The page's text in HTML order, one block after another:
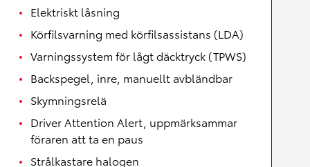
Elektriskt låsning
Körfilsvarning med körfilsassistans (LDA)
Varningssystem för lågt däcktryck (TPWS)
Backspegel, inre, manuellt avbländbar
Skymningsrelä
Driver Attention Alert, uppmärksammar
föraren att ta en paus
Strålkastare halogen